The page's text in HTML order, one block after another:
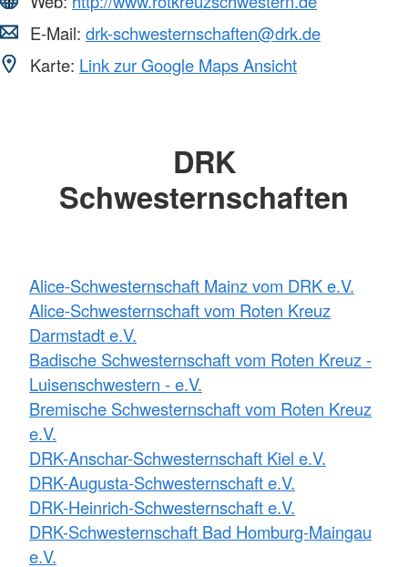
E-Mail: drk-schwesternschaften@drk.de
Karte: Link zur Google Maps Ansicht
DRK
Schwesternschaften
Alice-Schwesternschaft Mainz vom DRK e.V.
Alice-Schwesternschaft vom Roten Kreuz
Darmstadt e.V.
Badische Schwesternschaft vom Roten Kreuz -
Luisenschwestern - e.V.
Bremische Schwesternschaft vom Roten Kreuz
e.V.
DRK-Anschar-Schwesternschaft Kiel e.V.
DRK-Augusta-Schwesternschaft e.V.
DRK-Heinrich-Schwesternschaft e.V.
DRK-Schwesternschaft Bad Homburg-Maingau
e.V.